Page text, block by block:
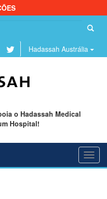
Hadassah Austrália
o Hadassah Medical
Hospital!